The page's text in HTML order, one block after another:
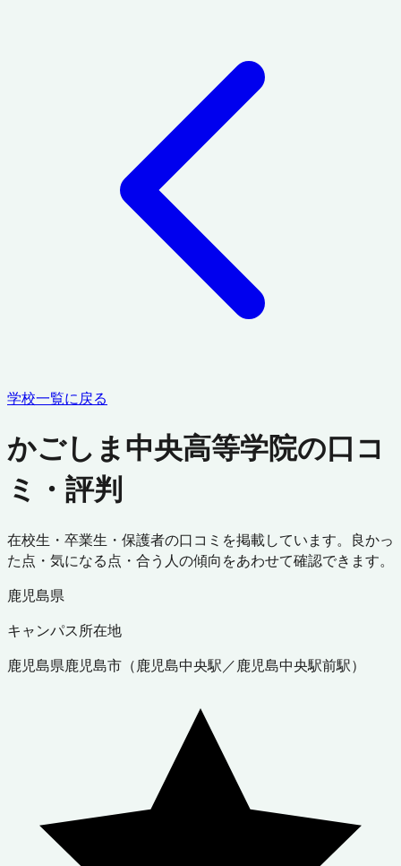
学校一覧に戻る
かごしま中央高等学院の口コ
ミ・評判
在校生・卒業生・保護者の口コミを掲載しています。良かっ
た点・気になる点・合う人の傾向をあわせて確認できます。
鹿児島県
キャンパス所在地
鹿児島県鹿児島市 （鹿児島中央駅／鹿児島中央駅前駅）